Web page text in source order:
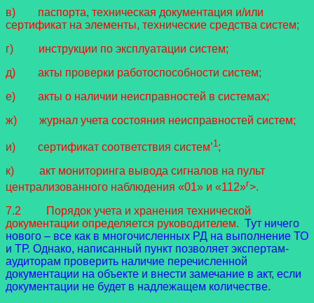
в) паспорта, техническая документация и/или
сертификат на элементы, технические средства систем;
г) инструкции по эксплуатации систем;
д) акты проверки работоспособности систем;
е) акты о наличии неисправностей в системах;
ж) журнал учета состояния неисправностей систем;
и) сертификат соответствия систем’1 ;
к) акт мониторинга вывода сигналов на пульт
централизованного наблюдения «01» и «112»г>.
7.2 Порядок учета и хранения технической
документации определяется руководителем. Тут ничего
нового – все как в многочисленных РД на выполнение ТО
и ТР. Однако, написанный пункт позволяет экспертам-
аудиторам проверить наличие перечисленной
документации на объекте и внести замечание в акт, если
документации не будет в надлежащем количестве.